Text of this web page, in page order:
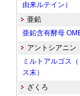
由来ルテイン）
亜鉛
亜鉛含有酵母
アントシアニン
ミルトアルゴス
ス末）
ざくろ